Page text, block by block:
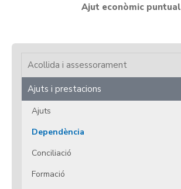
Ajut econòmic puntual
Acollida i assessorament
Ajuts i prestacions
Ajuts
Dependència
Conciliació
Formació